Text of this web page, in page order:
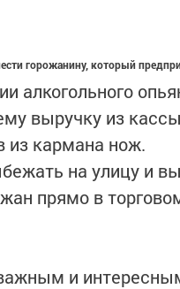
горожанину, который
алкогольного
выручку из
из кармана нож.
на улицу и
прямо в
и